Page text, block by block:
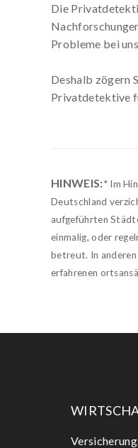
Die
Probleme bei
Deshalb zögern
Privatdetektive
HINWEIS:* Im
Deutschland
aufgeführten
einmalig, oder
betreut. In anderen
erfahrenen